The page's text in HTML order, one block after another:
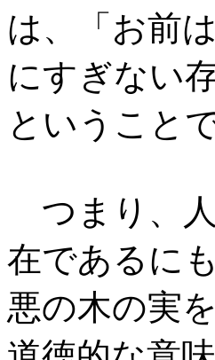
は、「お前
にすぎない
ということ
つまり、
在であるに
悪の木の実